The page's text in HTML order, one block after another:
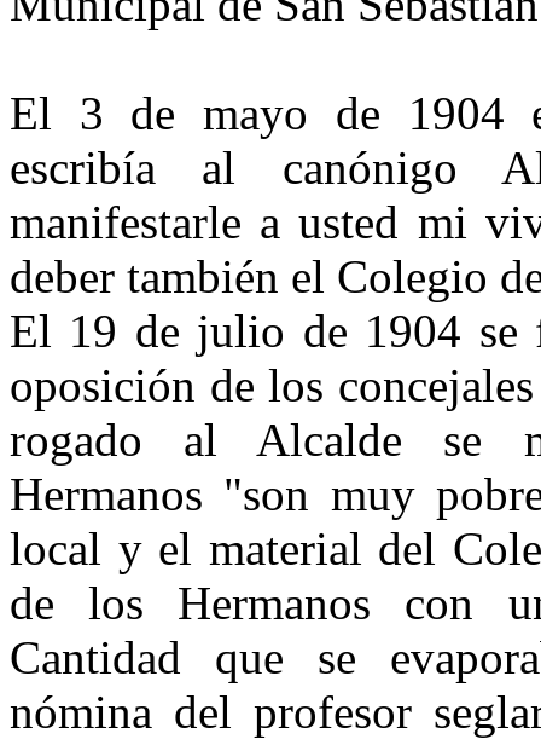
El 3 de mayo de 1904
escribía al canónigo
manifestarle a usted mi
deber también el Colegio
El 19 de julio de 1904 se
oposición de los
rogado al Alcalde se
Hermanos "son muy
local y el material del
de los Hermanos con
Cantidad que se
nómina del profesor